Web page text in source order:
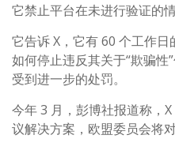
它禁止平台在未进行验证的
它告诉 X，它有 60 个工作
如何停止违反其关于“欺骗性
受到进一步的处罚。
今年 3 月，彭博社报道称，
议解决方案，欧盟委员会将